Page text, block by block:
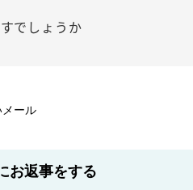
でしょうか
ール
お返事をする